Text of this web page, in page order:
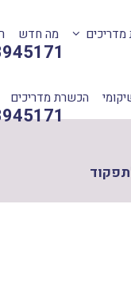
מה חדש
הכשרת מדריכים